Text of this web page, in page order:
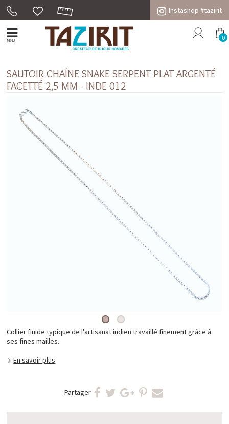
Instashop #tazirit
MENU 0
SAUTOIR CHAÎNE SNAKE SERPENT PLAT ARGENTÉ
FACETTÉ 2,5 MM - INDE 012
Collier fluide typique de l'artisanat indien travaillé finement grâce à
ses fines mailles.
En savoir plus
Partager